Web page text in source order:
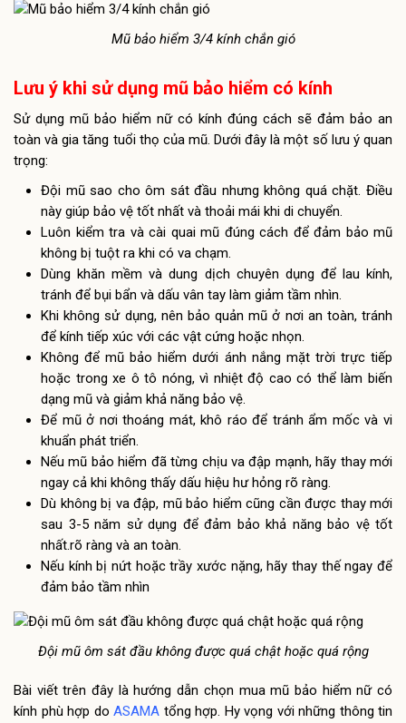
Mũ bảo hiểm 3/4 kính chắn gió
Lưu ý khi sử dụng mũ bảo hiểm có kính
Sử dụng mũ bảo hiểm nữ có kính đúng cách sẽ đảm bảo an
toàn và gia tăng tuổi thọ của mũ. Dưới đây là một số lưu ý quan
trọng:
Đội mũ sao cho ôm sát đầu nhưng không quá chặt. Điều
này giúp bảo vệ tốt nhất và thoải mái khi di chuyển.
Luôn kiểm tra và cài quai mũ đúng cách để đảm bảo mũ
không bị tuột ra khi có va chạm.
Dùng khăn mềm và dung dịch chuyên dụng để lau kính,
tránh để bụi bẩn và dấu vân tay làm giảm tầm nhìn.
Khi không sử dụng, nên bảo quản mũ ở nơi an toàn, tránh
để kính tiếp xúc với các vật cứng hoặc nhọn.
Không để mũ bảo hiểm dưới ánh nắng mặt trời trực tiếp
hoặc trong xe ô tô nóng, vì nhiệt độ cao có thể làm biến
dạng mũ và giảm khả năng bảo vệ.
Để mũ ở nơi thoáng mát, khô ráo để tránh ẩm mốc và vi
khuẩn phát triển.
Nếu mũ bảo hiểm đã từng chịu va đập mạnh, hãy thay mới
ngay cả khi không thấy dấu hiệu hư hỏng rõ ràng.
Dù không bị va đập, mũ bảo hiểm cũng cần được thay mới
sau 3-5 năm sử dụng để đảm bảo khả năng bảo vệ tốt
nhất.rõ ràng và an toàn.
Nếu kính bị nứt hoặc trầy xước nặng, hãy thay thế ngay để
đảm bảo tầm nhìn
Đội mũ ôm sát đầu không được quá chật hoặc quá rộng
Bài viết trên đây là hướng dẫn chọn mua mũ bảo hiểm nữ có
kính phù hợp do ASAMA tổng hợp. Hy vọng với những thông tin